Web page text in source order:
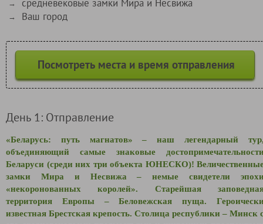
→ средневековые замки Мира и Несвижа
→ Ваш город
Посмотреть места и время отправления
День 1: Отправление
«Беларусь: путь магнатов» – наш легендарный
объединяющий самые знаковые
Беларуси (среди них три объекта ЮНЕСКО)!
замки Мира и Несвижа – немые свидетели
«некоронованных королей». Старейшая
территория Европы – Беловежская пуща.
известная Брестская крепость. Столица республики – Минск